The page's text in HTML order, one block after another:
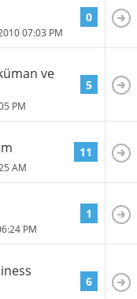
07:03 PM
0
ve
PM
5
AM
11
PM
1
6